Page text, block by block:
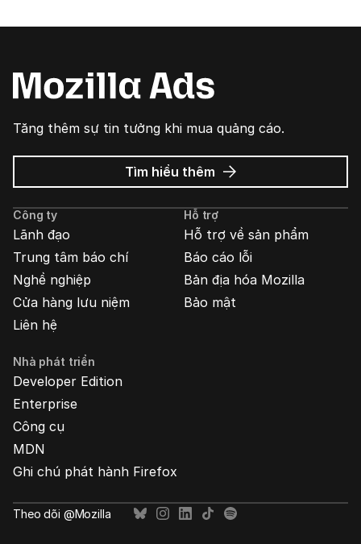
Tăng thêm sự tin tưởng khi mua quảng cáo.
Tìm hiểu thêm về
Quảng
cáo
Công ty
Lãnh đạo
Trung tâm báo chí
Nghề nghiệp
Cửa hàng lưu niệm
Liên hệ
Hỗ trợ
Hỗ trợ về sản phẩm
Báo cáo lỗi
Bản địa hóa Mozilla
Bảo mật
Nhà phát triển
Developer Edition
Enterprise
Công cụ
MDN
Ghi chú phát hành Firefox
Theo dõi @Mozilla